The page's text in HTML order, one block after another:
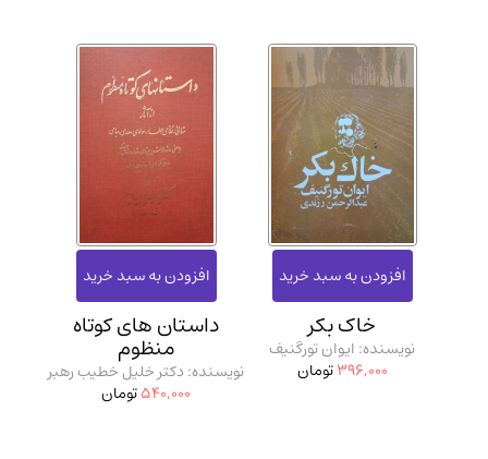
خاک بکر
نویسنده: ایوان تورگنیف
396,000تومان
داستان‌ های کوتاه
منظوم
نویسنده: دکتر خلیل خطیب رهبر
540,000تومان